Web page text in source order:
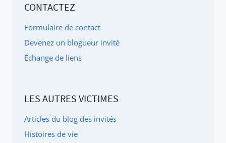
PAS...
CONTACTEZ
Formulaire de contact
Devenez un blogueur invité
Échange de liens
LES AUTRES VICTIMES
Articles du blog des invités
Histoires de vie